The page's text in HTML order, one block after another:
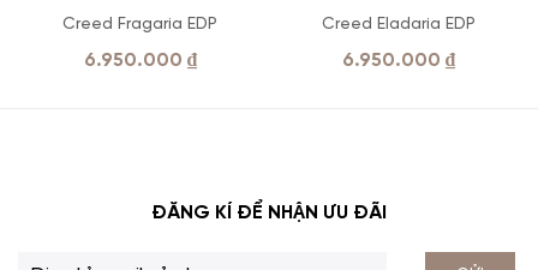
Creed Fragaria EDP
6.950.000 ₫
Creed Eladaria EDP
6.950.000 ₫
ĐĂNG KÍ ĐỂ NHẬN ƯU ĐÃI